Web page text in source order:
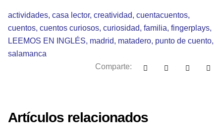
actividades, casa lector, creatividad, cuentacuentos,
cuentos, cuentos curiosos, curiosidad, familia, fingerplays,
LEEMOS EN INGLÉS, madrid, matadero, punto de cuento,
salamanca
Comparte:
Artículos relacionados